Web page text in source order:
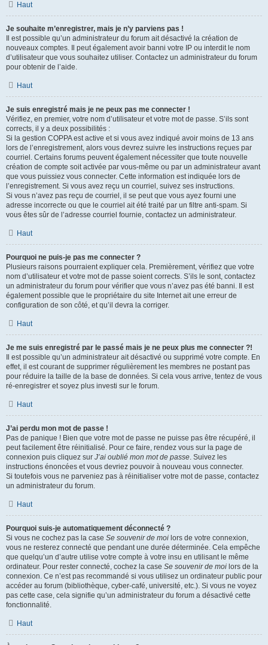
Haut
Je souhaite m’enregistrer, mais je n’y parviens pas !
Il est possible qu’un administrateur du forum ait désactivé la création de
nouveaux comptes. Il peut également avoir banni votre IP ou interdit le nom
d’utilisateur que vous souhaitez utiliser. Contactez un administrateur du forum
pour obtenir de l’aide.
Haut
Je suis enregistré mais je ne peux pas me connecter !
Vérifiez, en premier, votre nom d’utilisateur et votre mot de passe. S’ils sont
corrects, il y a deux possibilités :
Si la gestion COPPA est active et si vous avez indiqué avoir moins de 13 ans
lors de l’enregistrement, alors vous devrez suivre les instructions reçues par
courriel. Certains forums peuvent également nécessiter que toute nouvelle
création de compte soit activée par vous-même ou par un administrateur avant
que vous puissiez vous connecter. Cette information est indiquée lors de
l’enregistrement. Si vous avez reçu un courriel, suivez ses instructions.
Si vous n’avez pas reçu de courriel, il se peut que vous ayez fourni une
adresse incorrecte ou que le courriel ait été traité par un filtre anti-spam. Si
vous êtes sûr de l’adresse courriel fournie, contactez un administrateur.
Haut
Pourquoi ne puis-je pas me connecter ?
Plusieurs raisons pourraient expliquer cela. Premièrement, vérifiez que votre
nom d’utilisateur et votre mot de passe soient corrects. S’ils le sont, contactez
un administrateur du forum pour vérifier que vous n’avez pas été banni. Il est
également possible que le propriétaire du site Internet ait une erreur de
configuration de son côté, et qu’il devra la corriger.
Haut
Je me suis enregistré par le passé mais je ne peux plus me connecter ?!
Il est possible qu’un administrateur ait désactivé ou supprimé votre compte. En
effet, il est courant de supprimer régulièrement les membres ne postant pas
pour réduire la taille de la base de données. Si cela vous arrive, tentez de vous
ré-enregistrer et soyez plus investi sur le forum.
Haut
J’ai perdu mon mot de passe !
Pas de panique ! Bien que votre mot de passe ne puisse pas être récupéré, il
peut facilement être réinitialisé. Pour ce faire, rendez vous sur la page de
connexion puis cliquez sur J’ai oublié mon mot de passe. Suivez les
instructions énoncées et vous devriez pouvoir à nouveau vous connecter.
Si toutefois vous ne parveniez pas à réinitialiser votre mot de passe, contactez
un administrateur du forum.
Haut
Pourquoi suis-je automatiquement déconnecté ?
Si vous ne cochez pas la case Se souvenir de moi lors de votre connexion,
vous ne resterez connecté que pendant une durée déterminée. Cela empêche
que quelqu’un d’autre utilise votre compte à votre insu en utilisant le même
ordinateur. Pour rester connecté, cochez la case Se souvenir de moi lors de la
connexion. Ce n’est pas recommandé si vous utilisez un ordinateur public pour
accéder au forum (bibliothèque, cyber-café, université, etc.). Si vous ne voyez
pas cette case, cela signifie qu’un administrateur du forum a désactivé cette
fonctionnalité.
Haut